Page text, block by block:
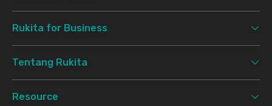
Rukita for Business
Tentang Rukita
Resource